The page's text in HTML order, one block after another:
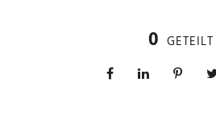
0 GETEILT